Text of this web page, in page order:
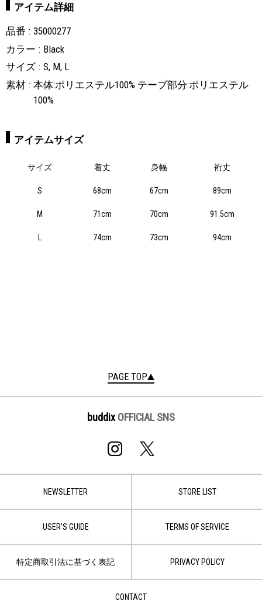
アイテム詳細
品番
35000277
カラー
Black
サイズ
S, M, L
素材
本体:ポリエステル100% テープ部分:ポリエステル
100%
アイテムサイズ
サイズ 着丈 身幅 裄丈
S 68cm 67cm 89cm
M 71cm 70cm 91.5cm
L 74cm 73cm 94cm
PAGE TOP
buddix OFFICIAL SNS
NEWSLETTER STORE LIST
USER'S GUIDE TERMS OF SERVICE
特定商取引法に基づく表記 PRIVACY POLICY
CONTACT